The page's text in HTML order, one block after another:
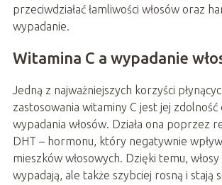
przeciwdziałać łamliwości włosów oraz
wypadanie.
Witamina C a wypadanie
Jedną z najważniejszych korzyści
zastosowania witaminy C jest jej zdolność
wypadania włosów. Działa ona poprzez
DHT – hormonu, który negatywnie
mieszków włosowych. Dzięki temu,
wypadają, ale także szybciej rosną i stają